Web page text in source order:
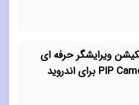
ویرایشگر حرفه ای